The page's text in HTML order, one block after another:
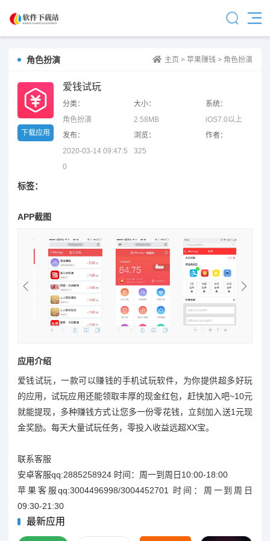
角色扮演 主页 > 苹果赚钱 > 角色扮演
下载应用
爱钱试玩
分类：
角色扮演
大小：
2.58MB
系统：
iOS7.0以上
发布：
2020-03-14 09:47:5
0
浏览：
325
作者：
标签：
APP截图
应用介绍
爱钱试玩，一款可以赚钱的手机试玩软件，为你提供超多好玩
的应用，试玩应用还能领取丰厚的现金红包，赶快加入吧~10元
就能提现，多种赚钱方式让您多一份零花钱，立刻加入送1元现
金奖励。每天大量试玩任务，零投入收益远超XX宝。
联系客服
安卓客服qq:2885258924 时间：周一到周日10:00-18:00
苹果客服qq:3004496998/3004452701 时间：周一到周日
09:30-21:30
最新应用